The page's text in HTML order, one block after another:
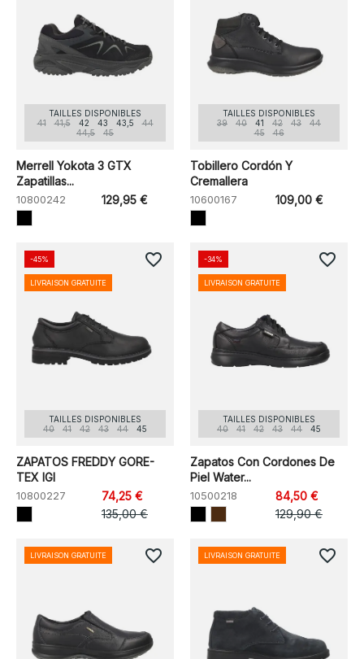
TAILLES DISPONIBLES
41
41,5 42 43 43,5
44
44,5
45
Merrell Yokota 3 GTX
Zapatillas...
10800242 129,95 €
TAILLES DISPONIBLES
39
40 41 42 43
44
45
46
Tobillero Cordón Y
Cremallera
10600167 109,00 €
TAILLES DISPONIBLES
40
41 42 43 44 45
ZAPATOS FREDDY GORE-
TEX IGI
10800227
74,25 €
135,00 €
-45%
LIVRAISON GRATUITE
favorite_border
TAILLES DISPONIBLES
40
41 42 43 44 45
Zapatos Con Cordones De
Piel Water...
10500218
84,50 €
129,90 €
-34%
LIVRAISON GRATUITE
favorite_border
LIVRAISON GRATUITE favorite_border LIVRAISON GRATUITE favorite_border